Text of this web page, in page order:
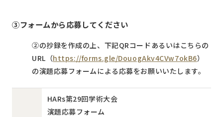
③フォームから応募してください
②の抄録を作成の上、下記QRコードあるいはこちらの
URL（https://forms.gle/DouogAkv4CVw7okB6）
の演題応募フォームによる応募をお願いいたします。
HARs第29回学術大会
演題応募フォーム